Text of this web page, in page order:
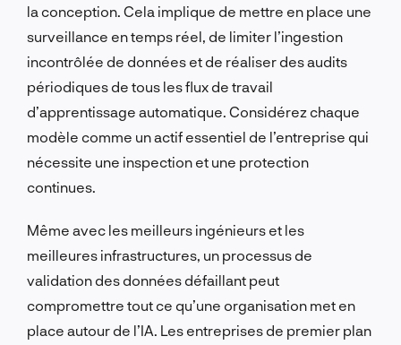
la conception. Cela implique de mettre en place une
surveillance en temps réel, de limiter l’ingestion
incontrôlée de données et de réaliser des audits
périodiques de tous les flux de travail
d’apprentissage automatique. Considérez chaque
modèle comme un actif essentiel de l’entreprise qui
nécessite une inspection et une protection
continues.
Même avec les meilleurs ingénieurs et les
meilleures infrastructures, un processus de
validation des données défaillant peut
compromettre tout ce qu’une organisation met en
place autour de l’IA. Les entreprises de premier plan